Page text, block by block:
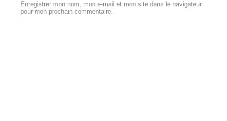
Enregistrer mon nom, mon e-mail et mon site dans le navigateur
pour mon prochain commentaire.